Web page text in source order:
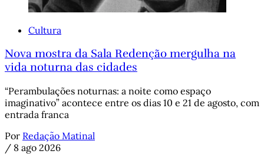
Cultura
Nova mostra da Sala Redenção mergulha na
vida noturna das cidades
“Perambulações noturnas: a noite como espaço
imaginativo” acontece entre os dias 10 e 21 de agosto, com
entrada franca
Por Redação Matinal
/ 8 ago 2026